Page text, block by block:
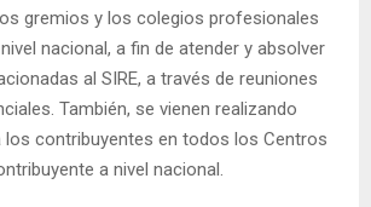
gremios y los colegios profesionales
nacional, a fin de atender y absolver
al SIRE, a través de reuniones
También, se vienen realizando
los contribuyentes en todos los Centros
a nivel nacional.